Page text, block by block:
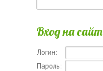
Вход на сайт
Логин:
Пароль: